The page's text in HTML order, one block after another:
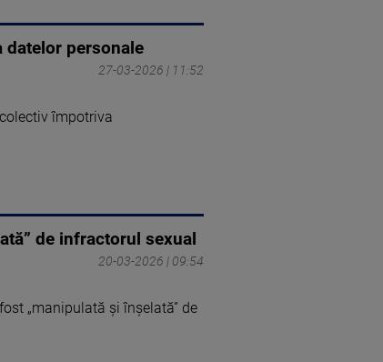
datelor personale
27-03-2026 | 11:52
împotriva
de infractorul sexual
20-03-2026 | 09:54
„manipulată şi înşelată” de